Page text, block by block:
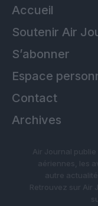
Accueil
Soutenir Air
S’abonner
Espace
Contact
Archives